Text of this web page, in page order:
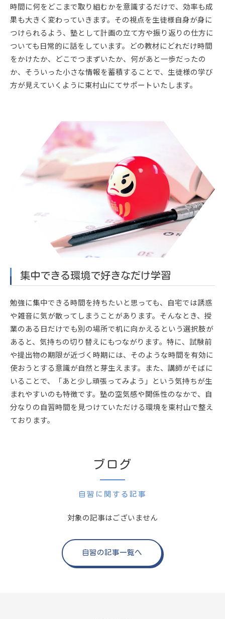
時間に何をどこまで取り組むかを意識するだけで、効率も成
果も大きく変わっていきます。その視点を生徒様自身が身に
つけられるよう、塾として計画の立て方や振り返りの仕方に
ついても日常的に話をしています。どの教材にどれだけ時間
をかけたか、どこでつまずいたか、何があと一歩だったの
か、そういった小さな情報を蓄積することで、生徒様の学び
方が見えていくように東村山にてサポートいたします。
集中できる環境で好きなだけ学習
勉強に集中できる時間を持ちたいと思っても、自宅では誘惑
や雑音に気が散ってしまうことがあります。そんなとき、授
業のある日だけでも別の場所で机に向かえるという選択肢が
あると、気持ちの切り替えにもつながります。特に、試験前
や提出物の期限が近づく時期には、そのような時間を有効に
使おうとする意識が自然と芽生えます。また、講師がそばに
いることで、「あと少し頑張ってみよう」という気持ちが生
まれやすいのも特徴です。塾の空気感や関係性のなかで、自
分なりの自習時間を見つけていただける環境を東村山で整え
ております。
ブログ
自習に関する記事
対象の記事はございません
自習の記事一覧へ